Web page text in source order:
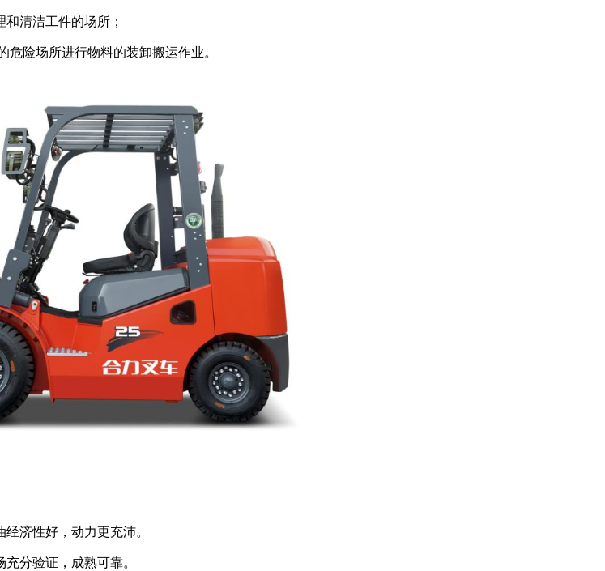
清洁工件的场所；
险场所进行物料的装卸搬运作业。
济性好，动力更充沛。
分验证，成熟可靠。